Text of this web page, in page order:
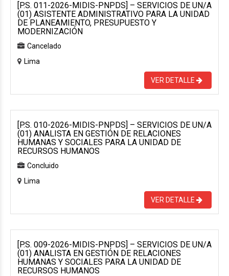
[P.S. 011-2026-MIDIS-PNPDS] – SERVICIOS DE UN/A
(01) ASISTENTE ADMINISTRATIVO PARA LA UNIDAD
DE PLANEAMIENTO, PRESUPUESTO Y
MODERNIZACIÓN
Cancelado
Lima
VER DETALLE
[P.S. 010-2026-MIDIS-PNPDS] – SERVICIOS DE UN/A
(01) ANALISTA EN GESTIÓN DE RELACIONES
HUMANAS Y SOCIALES PARA LA UNIDAD DE
RECURSOS HUMANOS
Concluido
Lima
VER DETALLE
[P.S. 009-2026-MIDIS-PNPDS] – SERVICIOS DE UN/A
(01) ANALISTA EN GESTIÓN DE RELACIONES
HUMANAS Y SOCIALES PARA LA UNIDAD DE
RECURSOS HUMANOS